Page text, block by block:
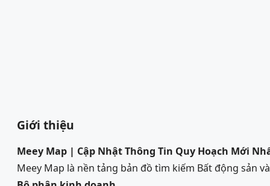
Giới thiệu
Meey Map | Cập Nhật Thông Tin Quy Hoạch Mới
Meey Map là nền tảng bản đồ tìm kiếm Bất động sản